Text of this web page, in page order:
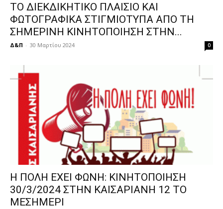
ΤΟ ΔΙΕΚΔΙΚΗΤΙΚΟ ΠΛΑΙΣΙΟ ΚΑΙ
ΦΩΤΟΓΡΑΦΙΚΑ ΣΤΙΓΜΙΟΤΥΠΑ ΑΠΟ ΤΗ
ΣΗΜΕΡΙΝΗ ΚΙΝΗΤΟΠΟΙΗΣΗ ΣΤΗΝ...
Δ&Π - 30 Μαρτίου 2024 0
Η ΠΟΛΗ ΕΧΕΙ ΦΩΝΗ: ΚΙΝΗΤΟΠΟΙΗΣΗ
30/3/2024 ΣΤΗΝ ΚΑΙΣΑΡΙΑΝΗ 12 ΤΟ
ΜΕΣΗΜΕΡΙ